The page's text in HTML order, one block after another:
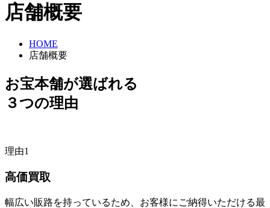
店舗概要
HOME
店舗概要
お宝本舗が選ばれる
３つの理由
理由1
高価買取
幅広い販路を持っているため、お客様にご納得いただける最